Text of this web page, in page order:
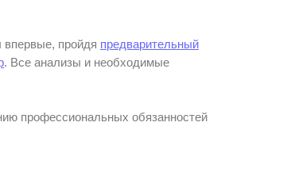
пройдя предварительный
. Все анализы и необходимые
профессиональных обязанностей